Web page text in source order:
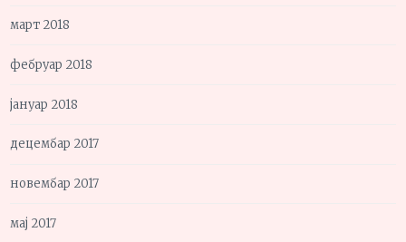
март 2018
фебруар 2018
јануар 2018
децембар 2017
новембар 2017
мај 2017